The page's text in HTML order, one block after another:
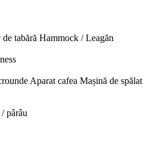
de tabără Hammock / Leagăn
Aparat cafea Mașină de spălat
pârâu